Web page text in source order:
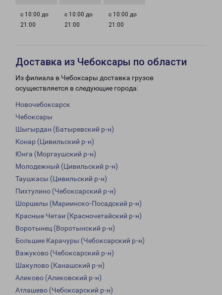
с 10:00 до
21:00
с 10:00 до
21:00
с 10:00 до
21:00
Доставка из Чебоксары по области
Из филиала в Чебоксары доставка грузов
осуществляется в следующие города:
Новочебоксарск
Чебоксары
Шыгырдан (Батыревский р-н)
Конар (Цивильский р-н)
Юнга (Моргаушский р-н)
Молодежный (Цивильский р-н)
Таушкасы (Цивильский р-н)
Пихтулино (Чебоксарский р-н)
Шоршелы (Мариинско-Посадский р-н)
Красные Четаи (Красночетайский р-н)
Воротынец (Воротынский р-н)
Большие Карачуры (Чебоксарский р-н)
Важуково (Чебоксарский р-н)
Шакулово (Канашский р-н)
Аликово (Аликовский р-н)
Атлашево (Чебоксарский р-н)